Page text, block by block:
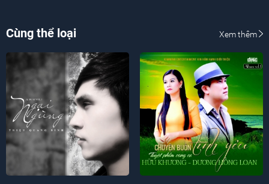
Cùng thể loại Xem thêm